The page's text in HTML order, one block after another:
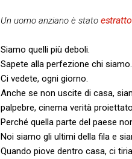
Un uomo anziano è stato estratto
Siamo quelli più deboli.
Sapete alla perfezione chi siamo.
Ci vedete, ogni giorno.
Anche se non uscite di casa,
palpebre, cinema verità
Perché quella parte del paese
Noi siamo gli ultimi della fila e
Quando piove dentro casa, ci